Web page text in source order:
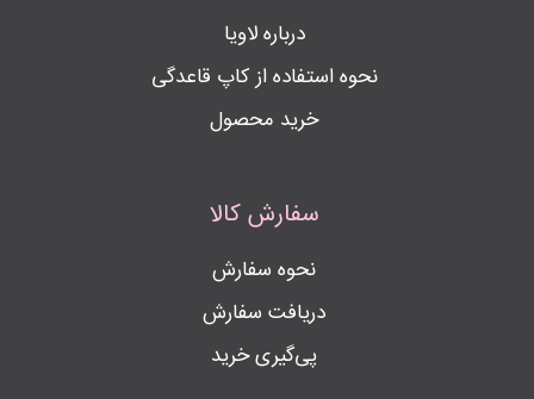
درباره لاویا
نحوه استفاده از کاپ قاعدگی
خرید محصول
سفارش کالا
نحوه سفارش
دریافت سفارش
پی‌گیری خرید